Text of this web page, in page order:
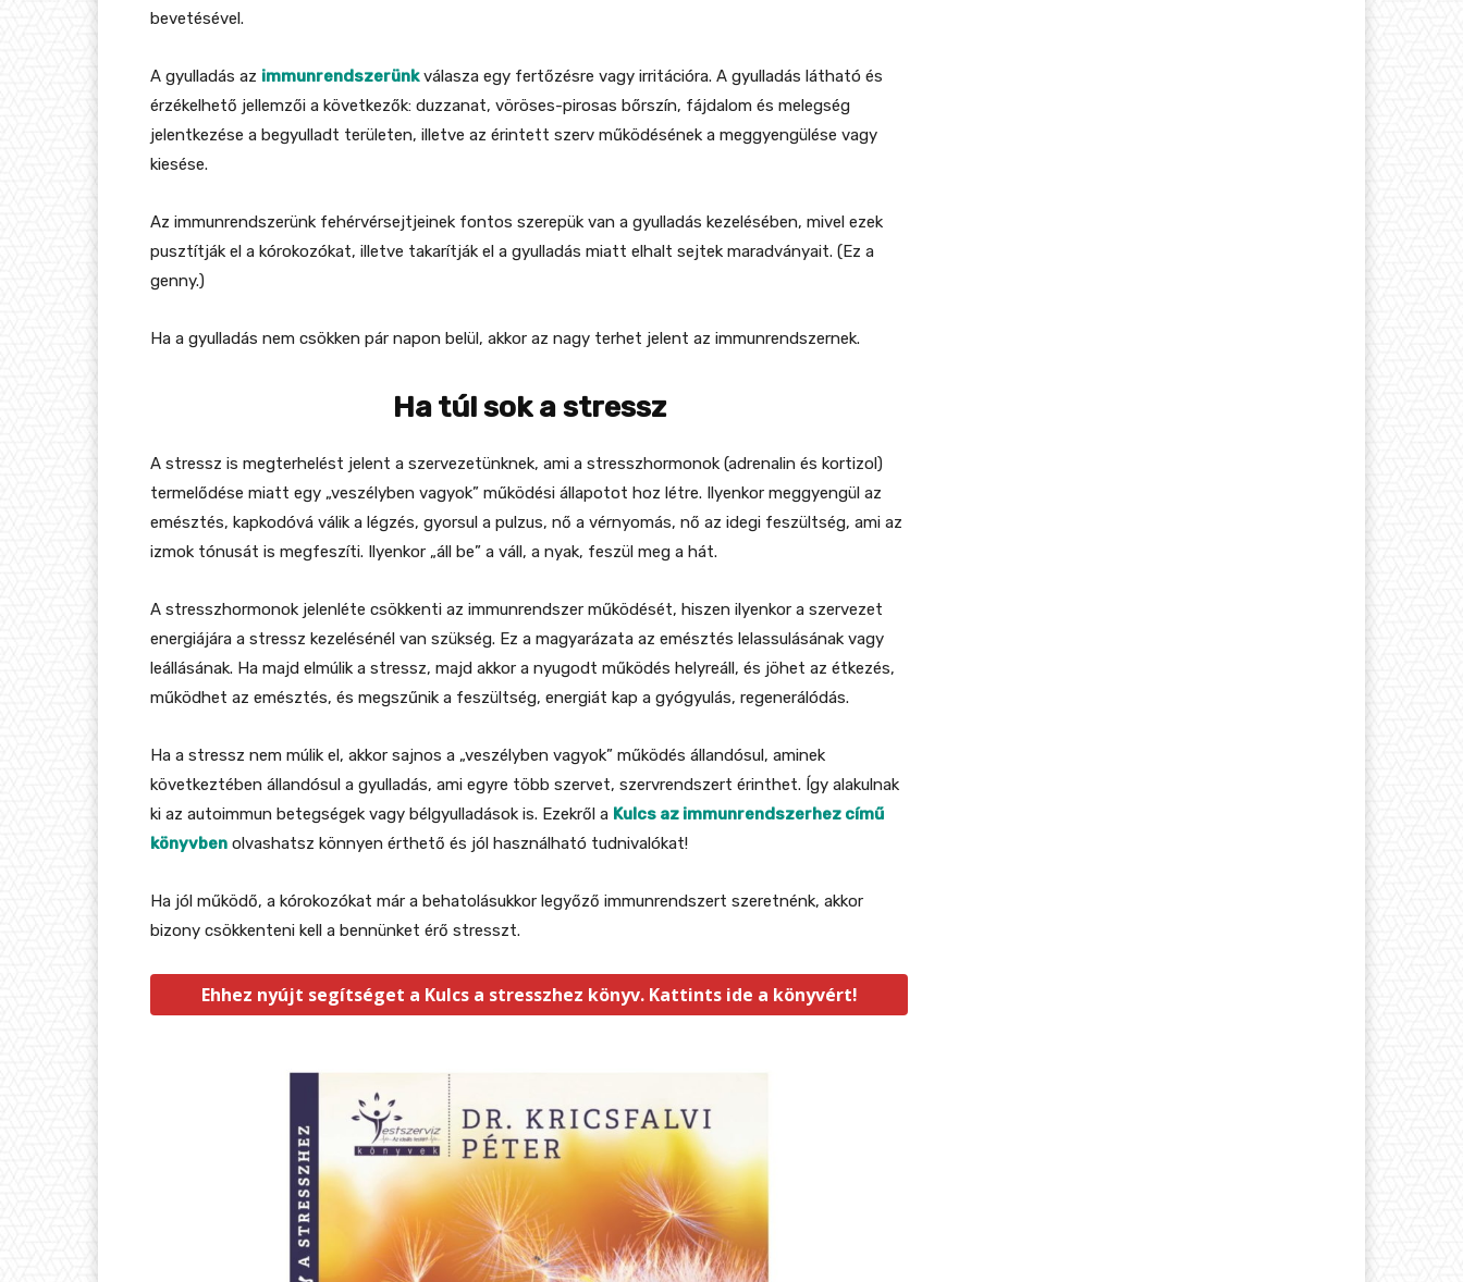
bevetésével.
A gyulladás az immunrendszerünkválasza egy fertőzésre vagy irritációra. A gyulladás látható és
érzékelhető jellemzői a következők: duzzanat, vöröses-pirosas bőrszín, fájdalom és melegség
jelentkezése a begyulladt területen, illetve az érintett szerv működésének a meggyengülése vagy
kiesése.
Az immunrendszerünk fehérvérsejtjeinek fontos szerepük van a gyulladás kezelésében, mivel ezek
pusztítják el a kórokozókat, illetve takarítják el a gyulladás miatt elhalt sejtek maradványait. (Ez a
genny.)
Ha a gyulladás nem csökken pár napon belül, akkor az nagy terhet jelent az immunrendszernek.
Ha túl sok a stressz
A stressz is megterhelést jelent a szervezetünknek, ami a stresszhormonok (adrenalin és kortizol)
termelődése miatt egy „veszélyben vagyok” működési állapotot hoz létre. Ilyenkor meggyengül az
emésztés, kapkodóvá válik a légzés, gyorsul a pulzus, nő a vérnyomás, nő az idegi feszültség, ami az
izmok tónusát is megfeszíti. Ilyenkor „áll be” a váll, a nyak, feszül meg a hát.
A stresszhormonok jelenléte csökkenti az immunrendszer működését, hiszen ilyenkor a szervezet
energiájára a stressz kezelésénél van szükség. Ez a magyarázata az emésztés lelassulásának vagy
leállásának. Ha majd elmúlik a stressz, majd akkor a nyugodt működés helyreáll, és jöhet az étkezés,
működhet az emésztés, és megszűnik a feszültség, energiát kap a gyógyulás, regenerálódás.
Ha a stressz nem múlik el, akkor sajnos a „veszélyben vagyok” működés állandósul, aminek
következtében állandósul a gyulladás, ami egyre több szervet, szervrendszert érinthet. Így alakulnak
ki az autoimmun betegségek vagy bélgyulladások is. Ezekről a Kulcs az immunrendszerhez című
könyvben olvashatsz könnyen érthető és jól használható tudnivalókat!
Ha jól működő, a kórokozókat már a behatolásukkor legyőző immunrendszert szeretnénk, akkor
bizony csökkenteni kell a bennünket érő stresszt.
Ehhez nyújt segítséget a Kulcs a stresszhez könyv. Kattints ide a könyvért!